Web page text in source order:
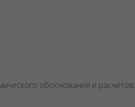
обоснования и расчётов;